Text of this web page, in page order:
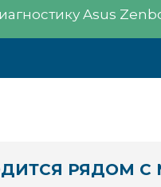
Asus
РЯДОМ С